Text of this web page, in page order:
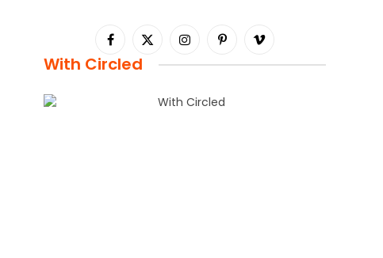
Facebook
X
(Twitter)
InstagramPinterestVimeo
With Circled